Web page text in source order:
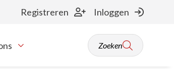
Registreren Inloggen
navigatie items
Zoeken